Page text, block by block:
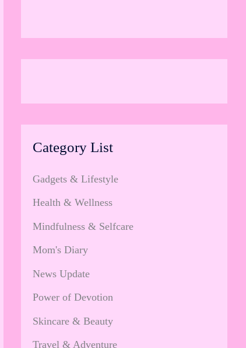
Category List
Gadgets & Lifestyle
Health & Wellness
Mindfulness & Selfcare
Mom's Diary
News Update
Power of Devotion
Skincare & Beauty
Travel & Adventure